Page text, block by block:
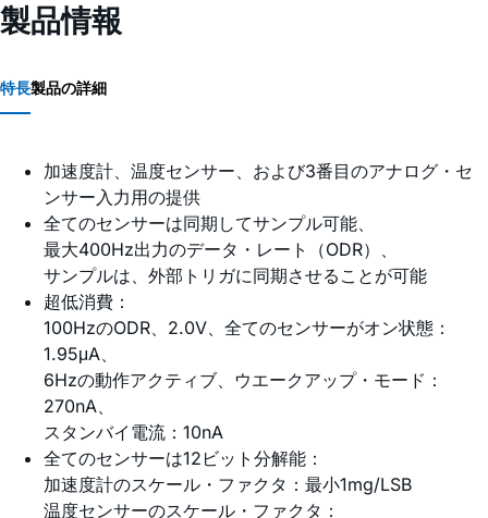
製品情報
特長製品の詳細
加速度計、温度センサー、および3番目のアナログ・セ
ンサー入力用の提供
全てのセンサーは同期してサンプル可能、
最大400Hz出力のデータ・レート（ODR）、
サンプルは、外部トリガに同期させることが可能
超低消費：
100HzのODR、2.0V、全てのセンサーがオン状態：
1.95μA、
6Hzの動作アクティブ、ウエークアップ・モード：
270nA、
スタンバイ電流：10nA
全てのセンサーは12ビット分解能：
加速度計のスケール・ファクタ：最小1mg/LSB
温度センサーのスケール・ファクタ：